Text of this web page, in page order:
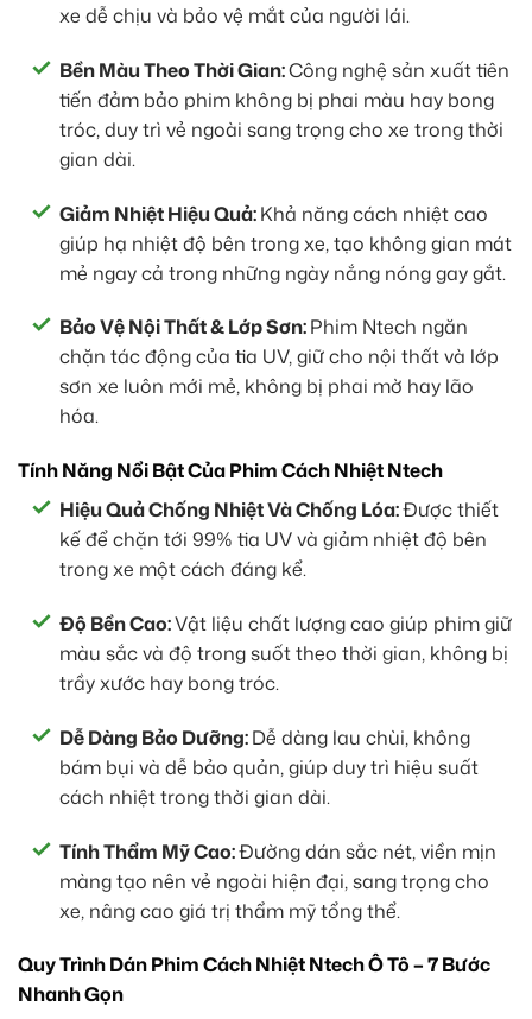
xe dễ chịu và bảo vệ mắt của người lái.
Bền Màu Theo Thời Gian:Công nghệ sản xuất tiên
tiến đảm bảo phim không bị phai màu hay bong
tróc, duy trì vẻ ngoài sang trọng cho xe trong thời
gian dài.
Giảm Nhiệt Hiệu Quả:Khả năng cách nhiệt cao
giúp hạ nhiệt độ bên trong xe, tạo không gian mát
mẻ ngay cả trong những ngày nắng nóng gay gắt.
Bảo Vệ Nội Thất & Lớp Sơn:Phim Ntech ngăn
chặn tác động của tia UV, giữ cho nội thất và lớp
sơn xe luôn mới mẻ, không bị phai mờ hay lão
hóa.
Tính Năng Nổi Bật Của Phim Cách Nhiệt Ntech
Hiệu Quả Chống Nhiệt Và Chống Lóa:Được thiết
kế để chặn tới 99% tia UV và giảm nhiệt độ bên
trong xe một cách đáng kể.
Độ Bền Cao:Vật liệu chất lượng cao giúp phim giữ
màu sắc và độ trong suốt theo thời gian, không bị
trầy xước hay bong tróc.
Dễ Dàng Bảo Dưỡng:Dễ dàng lau chùi, không
bám bụi và dễ bảo quản, giúp duy trì hiệu suất
cách nhiệt trong thời gian dài.
Tính Thẩm Mỹ Cao:Đường dán sắc nét, viền mịn
màng tạo nên vẻ ngoài hiện đại, sang trọng cho
xe, nâng cao giá trị thẩm mỹ tổng thể.
Quy Trình Dán Phim Cách Nhiệt Ntech Ô Tô – 7 Bước
Nhanh Gọn